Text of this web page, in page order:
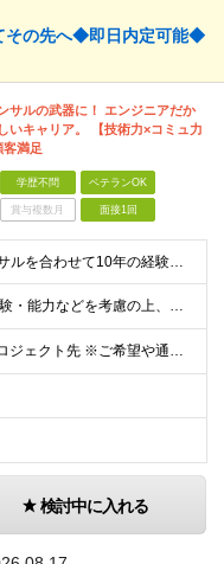
その先へ◆即日内定可能◆
サルの武器に！ エンジニアだか
いキャリア。 【技術力×コミュ力
客満足
学歴不問 ベテランOK
賞与複数月 面接1回
☆開発およびITコンサルを合わせて10年の経験者は最大限に評価します！ ■学歴不問 ■以下いずれかの経験をお持ちの方 ┗システム開発の経験（2年以上） ┗インフラ設計or構築経験（2年以上） ┗PMo
■月給33万円～ ※経験・能力などを考慮の上、当社規定により優遇します。 ※上記にはみなし残業代(25時間分3万8325円～)を含みます。25時間を超える残業には別途全額残業代を支給します。 ◎
■東京都23区内のプロジェクト先 ※ご希望や通勤時間を考慮して、配属先を決定します。 【本社】 東京都新宿区西新宿4-10-19 3階 ＼オフィス移転！デスクも心機一転アップデート！／ 全席に
検討中に入れる